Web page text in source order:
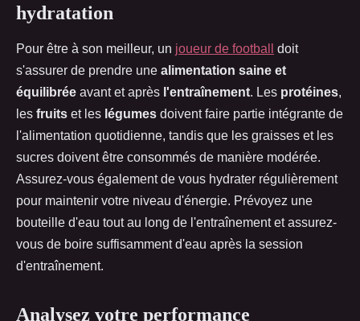
hydratation
Pour être à son meilleur, un joueur de football
doit
s'assurer de prendre une alimentation saine et
équilibrée avant et après l'entraînement. Les protéines,
les fruits et les légumes doivent faire partie intégrante de
l'alimentation quotidienne, tandis que les graisses et les
sucres doivent être consommés de manière modérée.
Assurez-vous également de vous hydrater régulièrement
pour maintenir votre niveau d'énergie. Prévoyez une
bouteille d'eau tout au long de l'entraînement et assurez-
vous de boire suffisamment d'eau après la session
d'entraînement.
Analysez votre performance